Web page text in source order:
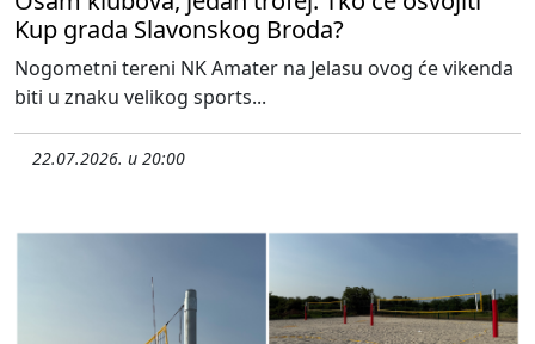
Kup grada Slavonskog Broda?
Nogometni tereni NK Amater na Jelasu ovog će vikenda
biti u znaku velikog sports...
22.07.2026. u 20:00